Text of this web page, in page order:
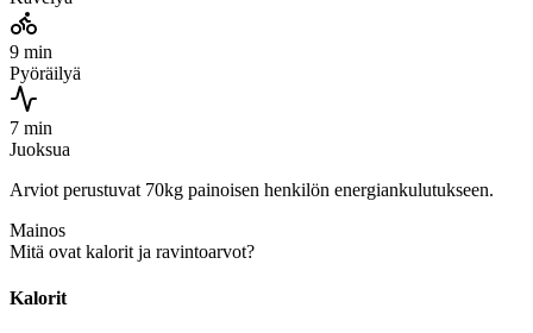
9 min
Pyöräilyä
7 min
Juoksua
Arviot perustuvat 70kg painoisen henkilön energiankulutukseen.
Mainos
Mitä ovat kalorit ja ravintoarvot?
Kalorit